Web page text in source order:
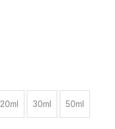
20ml 30ml 50ml